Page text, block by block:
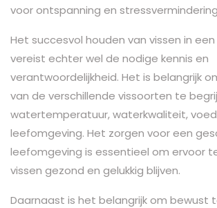
voor ontspanning en
Het succesvol houden van vissen in
vereist echter wel de nodige kennis en
verantwoordelijkheid. Het is belangrijk
van de verschillende vissoorten te
watertemperatuur, waterkwaliteit,
leefomgeving. Het zorgen voor een
leefomgeving is essentieel om ervoor
vissen gezond en gelukkig blijven.
Daarnaast is het belangrijk om bewust